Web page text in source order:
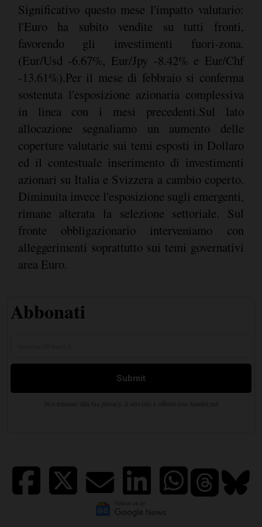
Significativo questo mese l'impatto valutario:
l'Euro ha subito vendite su tutti fronti,
favorendo gli investimenti fuori-zona.
(Eur/Usd -6.67%, Eur/Jpy -8.42% e Eur/Chf
-13.61%).Per il mese di febbraio si conferma
sostenuta l'esposizione azionaria complessiva
in linea con i mesi precedenti.Sul lato
allocazione segnaliamo un aumento delle
coperture valutarie sui temi esposti in Dollaro
ed il contestuale inserimento di investimenti
azionari su Italia e Svizzera a cambio coperto.
Diminuita invece l'esposizione sugli emergenti,
rimane alterata la selezione settoriale. Sul
fronte obbligazionario interveniamo con
alleggerimenti soprattutto sui temi governativi
area Euro.